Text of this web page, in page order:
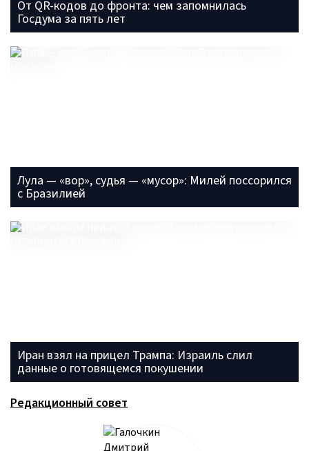
От QR-кодов до фронта: чем запомнилась
Госдума за пять лет
Лула — «вор», судья — «мусор»: Милей поссорился
с Бразилией
Иран взял на прицел Трампа: Израиль слил
данные о готовящемся покушении
Редакционный совет